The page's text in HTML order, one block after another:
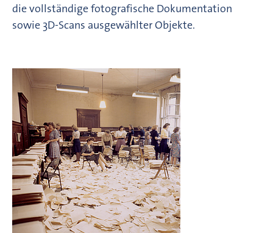
die vollständige fotografische Dokumentation
sowie 3D-Scans ausgewählter Objekte.